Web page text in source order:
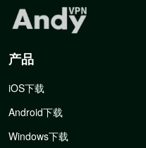
产品
iOS下载
Android下载
Windows下载